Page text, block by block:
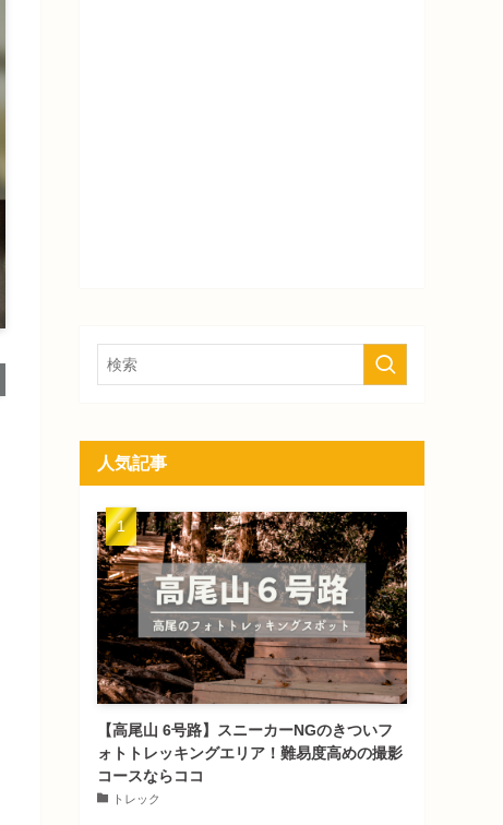
人気記事
【高尾山 6号路】スニーカーNGのきついフ
ォトトレッキングエリア！難易度高めの撮影
コースならココ
トレック